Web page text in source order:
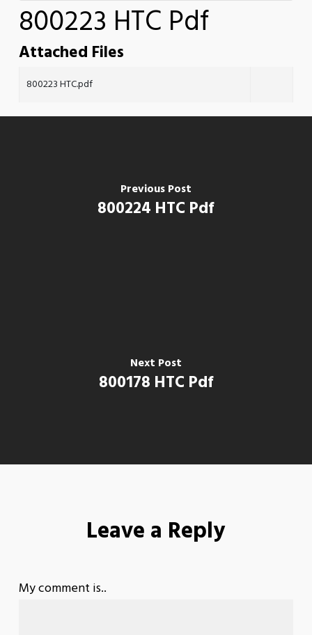
800223 HTC Pdf
Attached Files
800223 HTC.pdf
Previous Post
800224 HTC Pdf
Next Post
800178 HTC Pdf
Leave a Reply
My comment is..